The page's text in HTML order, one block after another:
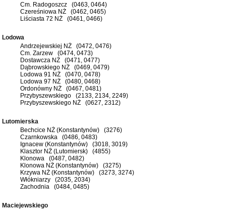
Cm. Radogoszcz (0463, 0464)
Czereśniowa NŻ (0462, 0465)
Liściasta 72 NŻ (0461, 0466)
Lodowa
Andrzejewskiej NŻ (0472, 0476)
Cm. Zarzew (0474, 0473)
Dostawcza NŻ (0471, 0477)
Dąbrowskiego NŻ (0469, 0479)
Lodowa 91 NŻ (0470, 0478)
Lodowa 97 NŻ (0480, 0468)
Ordonówny NŻ (0467, 0481)
Przybyszewskiego (2133, 2134, 2249)
Przybyszewskiego NŻ (0627, 2312)
Lutomierska
Bechcice NŻ (Konstantynów) (3276)
Czarnkowska (0486, 0483)
Ignacew (Konstantynów) (3018, 3019)
Klasztor NŻ (Lutomiersk) (4855)
Klonowa (0487, 0482)
Klonowa NŻ (Konstantynów) (3275)
Krzywa NŻ (Konstantynów) (3273, 3274)
Włókniarzy (2035, 2034)
Zachodnia (0484, 0485)
Maciejewskiego